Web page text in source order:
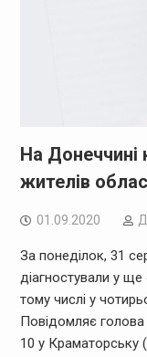
На Донеччині
жителів
01.09.2020
За понеділок, 31
діагностували у
тому числі у
Повідомляє
10 у Краматорську